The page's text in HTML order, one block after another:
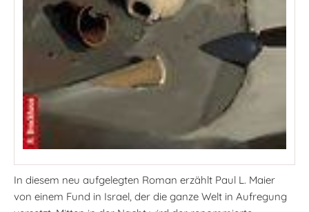
In diesem neu aufgelegten Roman erzählt Paul L. Maier
von einem Fund in Israel, der die ganze Welt in Aufregung